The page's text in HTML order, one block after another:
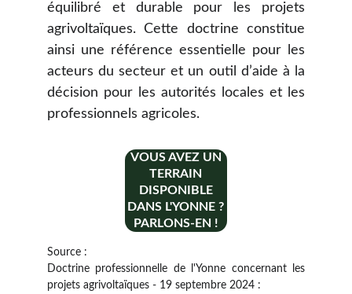
équilibré et durable pour les projets
agrivoltaïques. Cette doctrine constitue
ainsi une référence essentielle pour les
acteurs du secteur et un outil d’aide à la
décision pour les autorités locales et les
professionnels agricoles.
VOUS AVEZ UN
TERRAIN
DISPONIBLE
DANS L'YONNE ?
PARLONS-EN !
Source :
Doctrine professionnelle de l'Yonne concernant les
projets agrivoltaïques - 19 septembre 2024 :